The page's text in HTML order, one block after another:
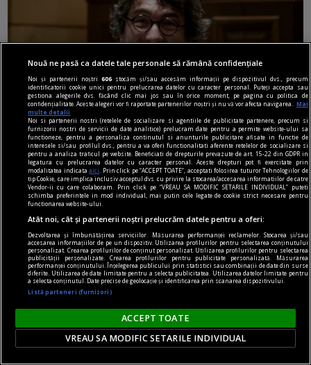
dalí
Dalí la București
Dalí vorbește românilor pe limba lor,
spunîndu‑le, totuși, o poveste pe care nu o pot
auzi de la nici un alt artist.
Sever VOINESCU
Nouă ne pasă ca datele tale personale să rămână confidențiale
Noi și partenerii noștri606 stocăm și/sau accesăm informații pe dispozitivul dvs., precum
identificatorii cookie unici pentru prelucrarea datelor cu caracter personal. Puteți accepta sau
gestiona alegerile dvs. făcând clic mai jos sau în orice moment, pe pagina cu politica de
confidențialitate. Aceste alegeri vor fi raportate partenerilor noștri și nu vă vor afecta navigarea.
Mai
multe detalii
Noi si partenerii nostri (retelele de socializare si agentiile de publicitate partenere, precum si
furnizorii nostri de servicii de date analitice) prelucram date pentru a permite website-ului sa
functioneze, pentru a personaliza continutul si anunturile publicitare afisate in functie de
interesele si/sau profilul dvs., pentru a va oferi functionalitati aferente retelelor de socializare si
pentru a analiza traficul pe website. Beneficiati de drepturile prevazute de art. 15-22 din GDPR in
legatura cu prelucrarea datelor cu caracter personal. Aceste drepturi pot fi exercitate prin
modalitatea indicataaici
. Prin click pe “ACCEPT TOATE”, acceptati folosirea tuturor Tehnologiilor de
tip Cookie, care implica inclusiv acceptul dvs. cu privire la stocarea/accesarea informatiilor de catre
Vendor-ii cu care colaboram. Prin click pe “VREAU SA MODIFIC SETARILE INDIVIDUAL” puteti
schimba preferintele in mod individual, mai putin cele legate de cookie strict necesare pentru
functionarea website-ului.
Atât noi, cât și partenerii noștri prelucrăm datele pentru a oferi:
Dezvoltarea și îmbunătățirea serviciilor. Măsurarea performanței reclamelor. Stocarea și/sau
accesarea informațiilor de pe un dispozitiv. Utilizarea profilurilor pentru selectarea conținutului
personalizat. Crearea profilurilor de conținut personalizat. Utilizarea profilurilor pentru selectarea
publicității personalizate. Crearea profilurilor pentru publicitate personalizată. Măsurarea
performanței conținutului. Înțelegerea publicului prin statistici sau combinații de date din surse
diferite. Utilizarea de date limitate pentru a selecta publicitatea. Utilizarea datelor limitate pentru
a selecta conținutul. Date precise de geolocație și identificarea prin scanarea dispozitivului.
Listă parteneri (furnizori)
ACCEPT TOATE
VREAU SA MODIFIC SETARILE INDIVIDUAL